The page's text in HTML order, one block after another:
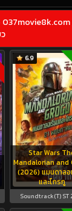
Star Wars
Mandalorian and
(2026) แมนดาลอ
และโกรกู
6.9
Soundtrack(T) ST